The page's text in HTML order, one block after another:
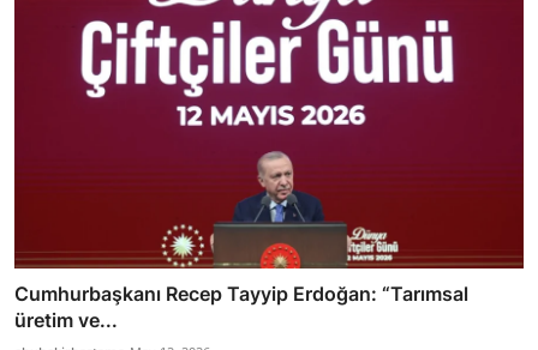
Cumhurbaşkanı Recep Tayyip Erdoğan: “Tarımsal
üretim ve...